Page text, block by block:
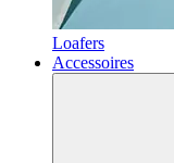
Loafers
Accessoires